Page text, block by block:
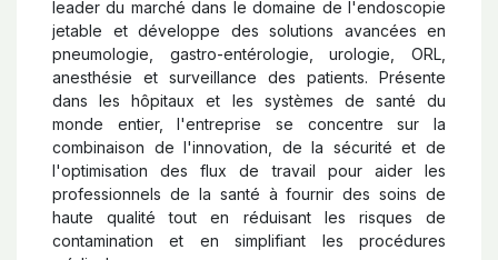
leader du marché dans le domaine de l'endoscopie
jetable et développe des solutions avancées en
pneumologie, gastro-entérologie, urologie, ORL,
anesthésie et surveillance des patients. Présente
dans les hôpitaux et les systèmes de santé du
monde entier, l'entreprise se concentre sur la
combinaison de l'innovation, de la sécurité et de
l'optimisation des flux de travail pour aider les
professionnels de la santé à fournir des soins de
haute qualité tout en réduisant les risques de
contamination et en simplifiant les procédures